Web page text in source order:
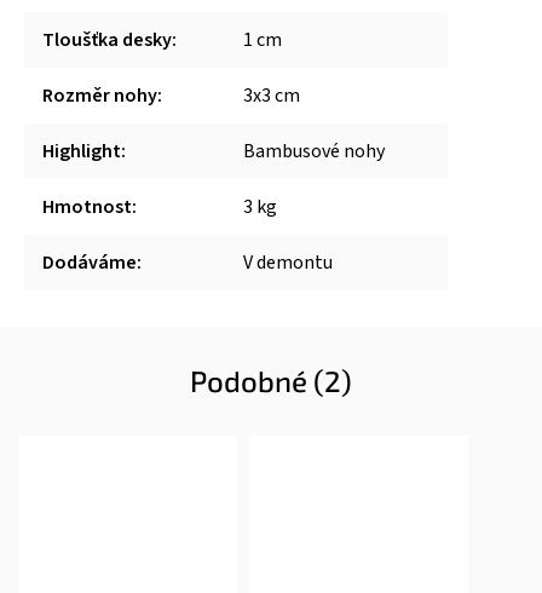
Tloušťka desky: 1 cm
Rozměr nohy: 3x3 cm
Highlight: Bambusové nohy
Hmotnost: 3 kg
Dodáváme: V demontu
Podobné (2)